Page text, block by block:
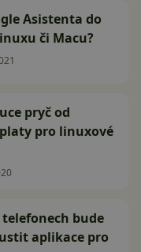
Asistenta do
či Macu?
pryč od
pro linuxové
bude
aplikace pro